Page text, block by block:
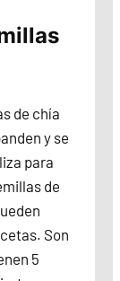
de chía
y se
para
de
Son
5